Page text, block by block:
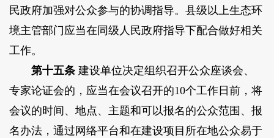
民政府加强对公众参与的协调指导。县级以上生态环
境主管部门应当在同级人民政府指导下配合做好相关
工作。
第十五条建设单位决定组织召开公众座谈会、
专家论证会的，应当在会议召开的10个工作日前，将
会议的时间、地点、主题和可以报名的公众范围、报
名办法，通过网络平台和在建设项目所在地公众易于